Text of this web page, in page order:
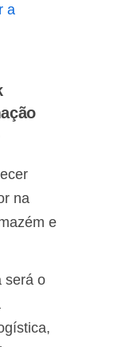
a
na
e
será o